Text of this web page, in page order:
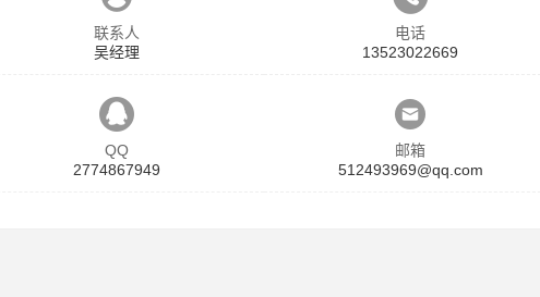
联系人
吴经理
电话
13523022669
QQ
2774867949
邮箱
512493969@qq.com